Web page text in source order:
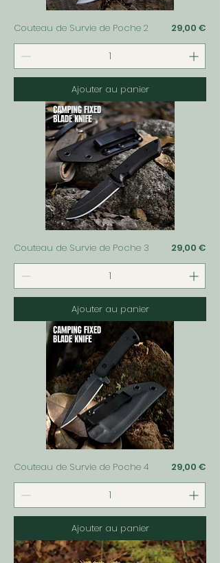
Couteau de Survie de Poche 2 Prix
29,00 €
Ajouter au panier
Couteau de Survie de Poche 3 Prix
29,00 €
Ajouter au panier
Couteau de Survie de Poche 4 Prix
29,00 €
Ajouter au panier